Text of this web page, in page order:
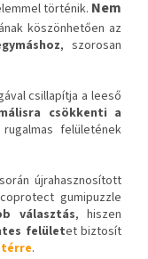
történik. Nem
köszönhetően az
, szorosan
csillapítja a leeső
csökkenti a
felületének
újrahasznosított
gumipuzzle
választás, hiszen
felületet biztosít
.